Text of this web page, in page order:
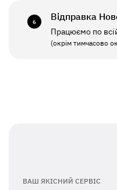
ПН - ПТ
СБ - НД
11:00 -
6 Відправка
Працюємо по
(окрім тимчасово
ВАШ ЯКІСНИЙ СЕРВІС